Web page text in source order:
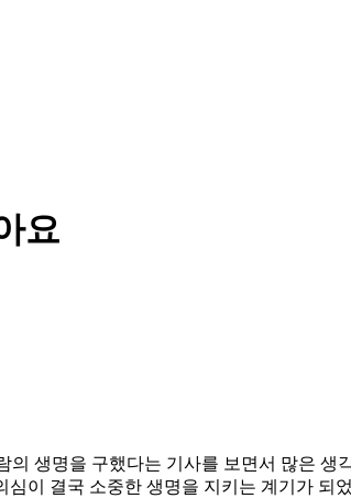
요
생명을 구했다는 기사를 보면서 많은
이 결국 소중한 생명을 지키는 계기가 되